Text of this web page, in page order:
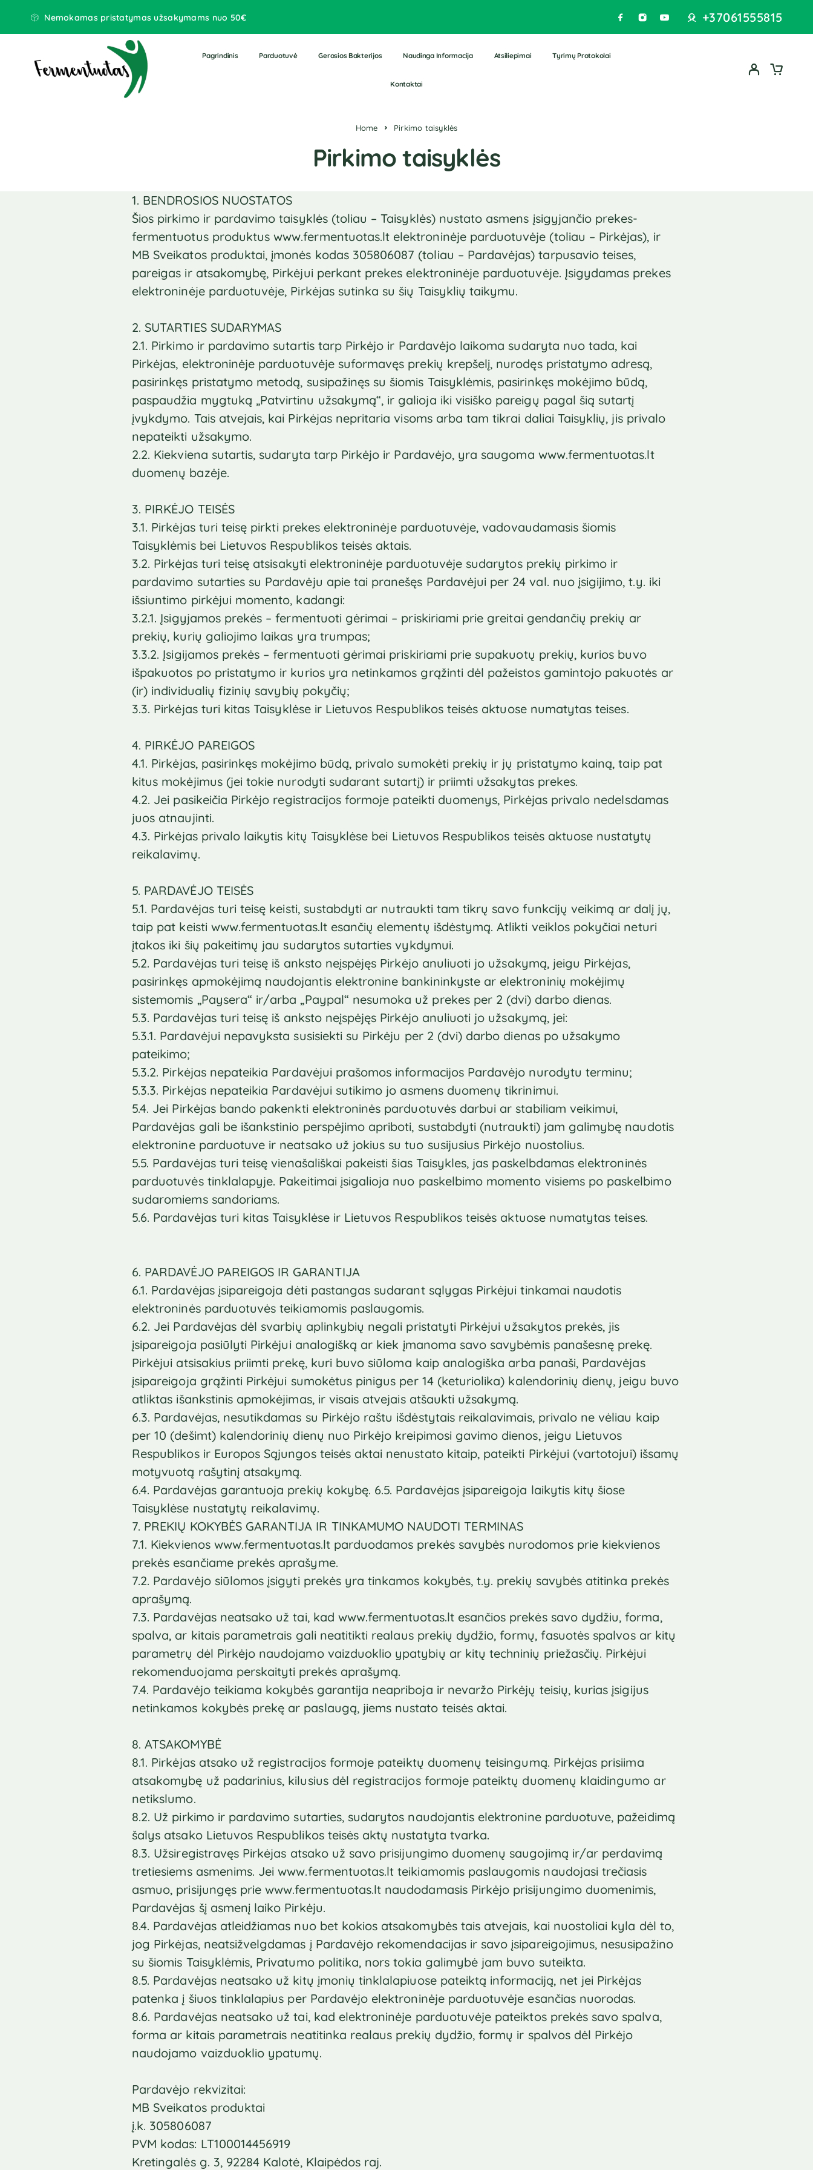
Nemokamas pristatymas užsakymams nuo 50€ +37061555815
Pagrindinis Parduotuvė Gerosios Bakterijos Naudinga Informacija Atsiliepimai Tyrimų Protokolai
Kontaktai
Home Pirkimo taisyklės
Pirkimo taisyklės
1. BENDROSIOS NUOSTATOS
Šios pirkimo ir pardavimo taisyklės (toliau – Taisyklės) nustato asmens įsigyjančio prekes-
fermentuotus produktus www.fermentuotas.lt elektroninėje parduotuvėje (toliau – Pirkėjas), ir
MB Sveikatos produktai, įmonės kodas 305806087 (toliau – Pardavėjas) tarpusavio teises,
pareigas ir atsakomybę, Pirkėjui perkant prekes elektroninėje parduotuvėje. Įsigydamas prekes
elektroninėje parduotuvėje, Pirkėjas sutinka su šių Taisyklių taikymu.
2. SUTARTIES SUDARYMAS
2.1. Pirkimo ir pardavimo sutartis tarp Pirkėjo ir Pardavėjo laikoma sudaryta nuo tada, kai
Pirkėjas, elektroninėje parduotuvėje suformavęs prekių krepšelį, nurodęs pristatymo adresą,
pasirinkęs pristatymo metodą, susipažinęs su šiomis Taisyklėmis, pasirinkęs mokėjimo būdą,
paspaudžia mygtuką „Patvirtinu užsakymą“, ir galioja iki visiško pareigų pagal šią sutartį
įvykdymo. Tais atvejais, kai Pirkėjas nepritaria visoms arba tam tikrai daliai Taisyklių, jis privalo
nepateikti užsakymo.
2.2. Kiekviena sutartis, sudaryta tarp Pirkėjo ir Pardavėjo, yra saugoma www.fermentuotas.lt
duomenų bazėje.
3. PIRKĖJO TEISĖS
3.1. Pirkėjas turi teisę pirkti prekes elektroninėje parduotuvėje, vadovaudamasis šiomis
Taisyklėmis bei Lietuvos Respublikos teisės aktais.
3.2. Pirkėjas turi teisę atsisakyti elektroninėje parduotuvėje sudarytos prekių pirkimo ir
pardavimo sutarties su Pardavėju apie tai pranešęs Pardavėjui per 24 val. nuo įsigijimo, t.y. iki
išsiuntimo pirkėjui momento, kadangi:
3.2.1. Įsigyjamos prekės – fermentuoti gėrimai – priskiriami prie greitai gendančių prekių ar
prekių, kurių galiojimo laikas yra trumpas;
3.3.2. Įsigijamos prekės – fermentuoti gėrimai priskiriami prie supakuotų prekių, kurios buvo
išpakuotos po pristatymo ir kurios yra netinkamos grąžinti dėl pažeistos gamintojo pakuotės ar
(ir) individualių fizinių savybių pokyčių;
3.3. Pirkėjas turi kitas Taisyklėse ir Lietuvos Respublikos teisės aktuose numatytas teises.
4. PIRKĖJO PAREIGOS
4.1. Pirkėjas, pasirinkęs mokėjimo būdą, privalo sumokėti prekių ir jų pristatymo kainą, taip pat
kitus mokėjimus (jei tokie nurodyti sudarant sutartį) ir priimti užsakytas prekes.
4.2. Jei pasikeičia Pirkėjo registracijos formoje pateikti duomenys, Pirkėjas privalo nedelsdamas
juos atnaujinti.
4.3. Pirkėjas privalo laikytis kitų Taisyklėse bei Lietuvos Respublikos teisės aktuose nustatytų
reikalavimų.
5. PARDAVĖJO TEISĖS
5.1. Pardavėjas turi teisę keisti, sustabdyti ar nutraukti tam tikrų savo funkcijų veikimą ar dalį jų,
taip pat keisti www.fermentuotas.lt esančių elementų išdėstymą. Atlikti veiklos pokyčiai neturi
įtakos iki šių pakeitimų jau sudarytos sutarties vykdymui.
5.2. Pardavėjas turi teisę iš anksto neįspėjęs Pirkėjo anuliuoti jo užsakymą, jeigu Pirkėjas,
pasirinkęs apmokėjimą naudojantis elektronine bankininkyste ar elektroninių mokėjimų
sistemomis „Paysera“ ir/arba „Paypal“ nesumoka už prekes per 2 (dvi) darbo dienas.
5.3. Pardavėjas turi teisę iš anksto neįspėjęs Pirkėjo anuliuoti jo užsakymą, jei:
5.3.1. Pardavėjui nepavyksta susisiekti su Pirkėju per 2 (dvi) darbo dienas po užsakymo
pateikimo;
5.3.2. Pirkėjas nepateikia Pardavėjui prašomos informacijos Pardavėjo nurodytu terminu;
5.3.3. Pirkėjas nepateikia Pardavėjui sutikimo jo asmens duomenų tikrinimui.
5.4. Jei Pirkėjas bando pakenkti elektroninės parduotuvės darbui ar stabiliam veikimui,
Pardavėjas gali be išankstinio perspėjimo apriboti, sustabdyti (nutraukti) jam galimybę naudotis
elektronine parduotuve ir neatsako už jokius su tuo susijusius Pirkėjo nuostolius.
5.5. Pardavėjas turi teisę vienašališkai pakeisti šias Taisykles, jas paskelbdamas elektroninės
parduotuvės tinklalapyje. Pakeitimai įsigalioja nuo paskelbimo momento visiems po paskelbimo
sudaromiems sandoriams.
5.6. Pardavėjas turi kitas Taisyklėse ir Lietuvos Respublikos teisės aktuose numatytas teises.
6. PARDAVĖJO PAREIGOS IR GARANTIJA
6.1. Pardavėjas įsipareigoja dėti pastangas sudarant sąlygas Pirkėjui tinkamai naudotis
elektroninės parduotuvės teikiamomis paslaugomis.
6.2. Jei Pardavėjas dėl svarbių aplinkybių negali pristatyti Pirkėjui užsakytos prekės, jis
įsipareigoja pasiūlyti Pirkėjui analogišką ar kiek įmanoma savo savybėmis panašesnę prekę.
Pirkėjui atsisakius priimti prekę, kuri buvo siūloma kaip analogiška arba panaši, Pardavėjas
įsipareigoja grąžinti Pirkėjui sumokėtus pinigus per 14 (keturiolika) kalendorinių dienų, jeigu buvo
atliktas išankstinis apmokėjimas, ir visais atvejais atšaukti užsakymą.
6.3. Pardavėjas, nesutikdamas su Pirkėjo raštu išdėstytais reikalavimais, privalo ne vėliau kaip
per 10 (dešimt) kalendorinių dienų nuo Pirkėjo kreipimosi gavimo dienos, jeigu Lietuvos
Respublikos ir Europos Sąjungos teisės aktai nenustato kitaip, pateikti Pirkėjui (vartotojui) išsamų
motyvuotą rašytinį atsakymą.
6.4. Pardavėjas garantuoja prekių kokybę. 6.5. Pardavėjas įsipareigoja laikytis kitų šiose
Taisyklėse nustatytų reikalavimų.
7. PREKIŲ KOKYBĖS GARANTIJA IR TINKAMUMO NAUDOTI TERMINAS
7.1. Kiekvienos www.fermentuotas.lt parduodamos prekės savybės nurodomos prie kiekvienos
prekės esančiame prekės aprašyme.
7.2. Pardavėjo siūlomos įsigyti prekės yra tinkamos kokybės, t.y. prekių savybės atitinka prekės
aprašymą.
7.3. Pardavėjas neatsako už tai, kad www.fermentuotas.lt esančios prekės savo dydžiu, forma,
spalva, ar kitais parametrais gali neatitikti realaus prekių dydžio, formų, fasuotės spalvos ar kitų
parametrų dėl Pirkėjo naudojamo vaizduoklio ypatybių ar kitų techninių priežasčių. Pirkėjui
rekomenduojama perskaityti prekės aprašymą.
7.4. Pardavėjo teikiama kokybės garantija neapriboja ir nevaržo Pirkėjų teisių, kurias įsigijus
netinkamos kokybės prekę ar paslaugą, jiems nustato teisės aktai.
8. ATSAKOMYBĖ
8.1. Pirkėjas atsako už registracijos formoje pateiktų duomenų teisingumą. Pirkėjas prisiima
atsakomybę už padarinius, kilusius dėl registracijos formoje pateiktų duomenų klaidingumo ar
netikslumo.
8.2. Už pirkimo ir pardavimo sutarties, sudarytos naudojantis elektronine parduotuve, pažeidimą
šalys atsako Lietuvos Respublikos teisės aktų nustatyta tvarka.
8.3. Užsiregistravęs Pirkėjas atsako už savo prisijungimo duomenų saugojimą ir/ar perdavimą
tretiesiems asmenims. Jei www.fermentuotas.lt teikiamomis paslaugomis naudojasi trečiasis
asmuo, prisijungęs prie www.fermentuotas.lt naudodamasis Pirkėjo prisijungimo duomenimis,
Pardavėjas šį asmenį laiko Pirkėju.
8.4. Pardavėjas atleidžiamas nuo bet kokios atsakomybės tais atvejais, kai nuostoliai kyla dėl to,
jog Pirkėjas, neatsižvelgdamas į Pardavėjo rekomendacijas ir savo įsipareigojimus, nesusipažino
su šiomis Taisyklėmis, Privatumo politika, nors tokia galimybė jam buvo suteikta.
8.5. Pardavėjas neatsako už kitų įmonių tinklalapiuose pateiktą informaciją, net jei Pirkėjas
patenka į šiuos tinklalapius per Pardavėjo elektroninėje parduotuvėje esančias nuorodas.
8.6. Pardavėjas neatsako už tai, kad elektroninėje parduotuvėje pateiktos prekės savo spalva,
forma ar kitais parametrais neatitinka realaus prekių dydžio, formų ir spalvos dėl Pirkėjo
naudojamo vaizduoklio ypatumų.
Pardavėjo rekvizitai:
MB Sveikatos produktai
į.k. 305806087
PVM kodas: LT100014456919
Kretingalės g. 3, 92284 Kalotė, Klaipėdos raj.